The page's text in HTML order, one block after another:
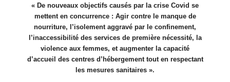
« De nouveaux objectifs causés par la crise Covid se
mettent en concurrence : Agir contre le manque de
nourriture, l’isolement aggravé par le confinement,
l’inaccessibilité des services de première nécessité, la
violence aux femmes, et augmenter la capacité
d’accueil des centres d’hébergement tout en respectant
les mesures sanitaires ».